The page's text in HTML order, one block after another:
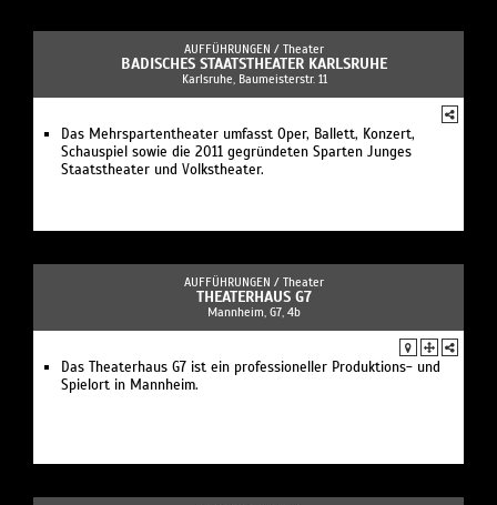
AUFFÜHRUNGEN / Theater
BADISCHES STAATSTHEATER KARLSRUHE
Karlsruhe, Baumeisterstr. 11
Das Mehrspartentheater umfasst Oper, Ballett, Konzert,
Schauspiel sowie die 2011 gegründeten Sparten Junges
Staatstheater und Volkstheater.
AUFFÜHRUNGEN / Theater
THEATERHAUS G7
Mannheim, G7, 4b
Das Theaterhaus G7 ist ein professioneller Produktions- und
Spielort in Mannheim.